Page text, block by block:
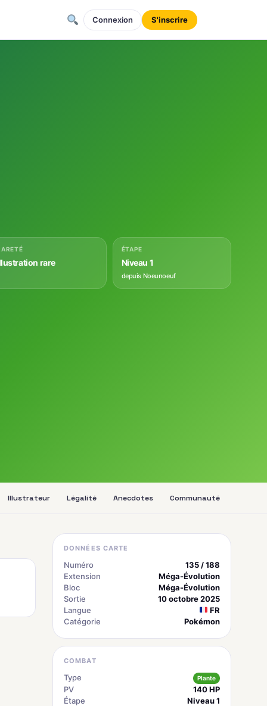
Connexion S'inscrire
rare
ÉTAPE
Niveau 1
depuis Noeunoeuf
Illustrateur Légalité Anecdotes Communauté
DONNÉES CARTE
Numéro
135 / 188
Extension
Méga-Évolution
Bloc
Méga-Évolution
Sortie
10 octobre 2025
Langue
FR
Catégorie
Pokémon
COMBAT
Type Plante
PV
140 HP
Étape
Niveau 1